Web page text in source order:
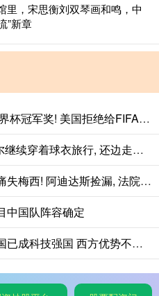
里，宋思衡刘双琴画和鸣，中
”新章
期配宝 西班牙拿5000万世界杯冠军奖! 美国拒绝给FIFA免税, 最高征税41%
锦达网 什么水平? 小米切尔继续穿着球衣旅行, 还边走路边练习运球
天诚配资 耐克因几套球衣痛失梅西! 阿迪达斯捡漏, 法院判耐克败诉
中国队阵容确定
股融贷 英国终于承认：中国已成科技强国 西方优势不多了